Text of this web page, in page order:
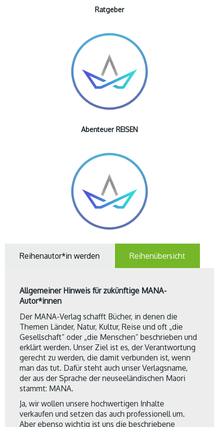
Ratgeber
Abenteuer REISEN
Reihenautor*in werden Reihenübersicht
Allgemeiner Hinweis für zukünftige MANA-
Autor*innen
Der MANA-Verlag schafft Bücher, in denen die
Themen Länder, Natur, Kultur, Reise und oft „die
Gesellschaft“ oder „die Menschen“ beschrieben und
erklärt werden. Unser Ziel ist es, der Verantwortung
gerecht zu werden, die damit verbunden ist, wenn
man das tut. Dafür steht auch unser Verlagsname,
der aus der Sprache der neuseeländischen Maori
stammt: MANA.
Ja, wir wollen unsere hochwertigen Inhalte
verkaufen und setzen das auch professionell um.
Aber ebenso wichtig ist uns die beschriebene